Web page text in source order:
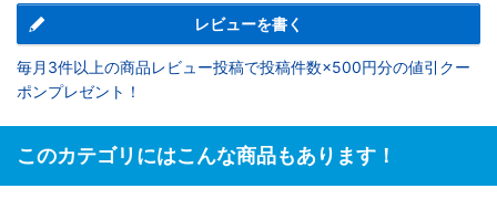
レビューを書く
毎月3件以上の商品レビュー投稿で投稿件数×500円分の値引クー
ポンプレゼント！
このカテゴリにはこんな商品もあります！